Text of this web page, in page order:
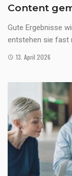
Content
Gute Ergebnisse
entstehen sie fast
13. April 2026